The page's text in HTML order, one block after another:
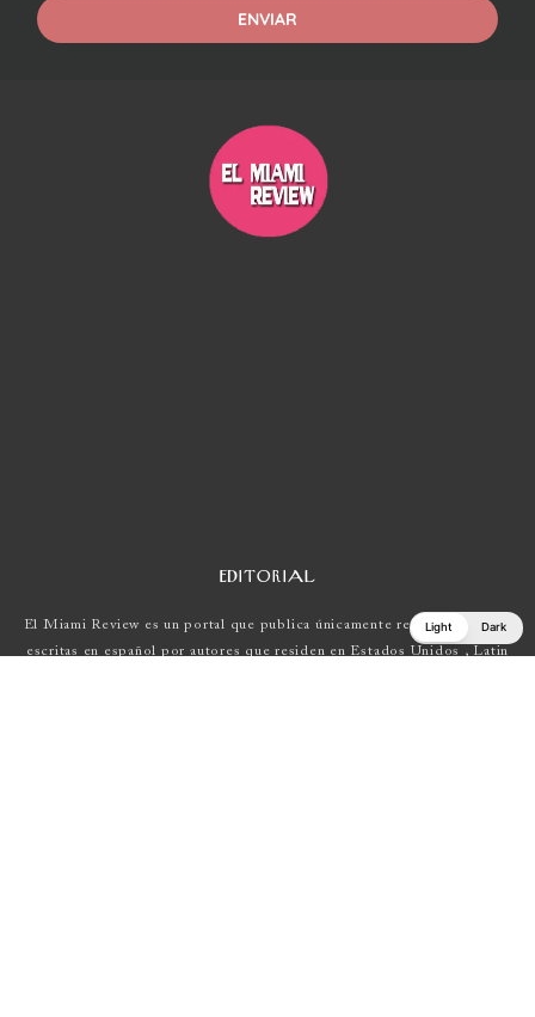
ENVIAR
EDITORIAL
El Miami Review es un portal que publica únicamente reseñas de obras
escritas en español por autores que residen en Estados Unidos , Latin
Light Dark